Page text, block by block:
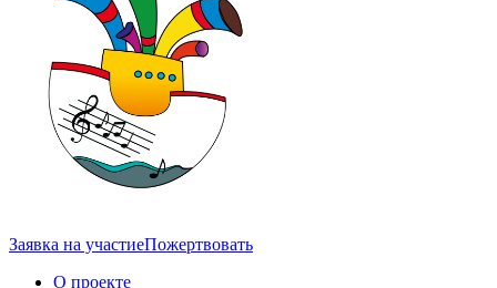
Заявка на участиеПожертвовать
О проекте